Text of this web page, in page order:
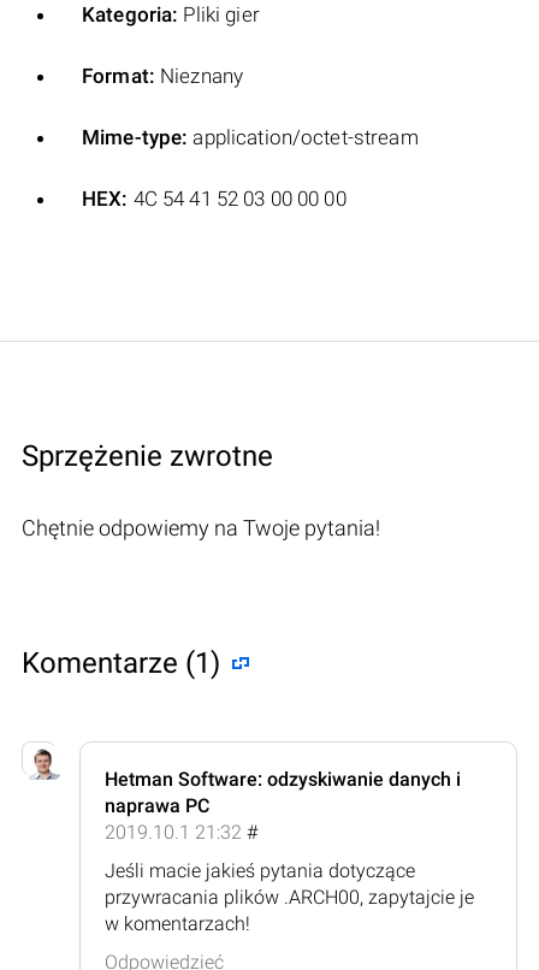
Kategoria: Pliki gier
Format: Nieznany
Mime-type: application/octet-stream
HEX: 4C 54 41 52 03 00 00 00
Sprzężenie zwrotne
Chętnie odpowiemy na Twoje pytania!
Komentarze (1)
Hetman Software: odzyskiwanie danych i
naprawa PC
2019.10.1 21:32 #
Jeśli macie jakieś pytania dotyczące
przywracania plików .ARCH00, zapytajcie je
w komentarzach!
Odpowiedzieć